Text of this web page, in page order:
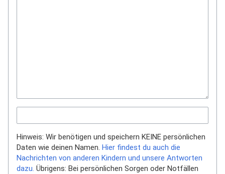
Hinweis: Wir benötigen und speichern KEINE persönlichen
Daten wie deinen Namen. Hier findest du auch die
Nachrichten von anderen Kindern und unsere Antworten
dazu. Übrigens: Bei persönlichen Sorgen oder Notfällen